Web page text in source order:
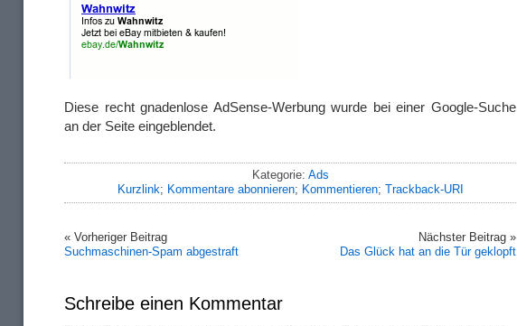
Diese recht gnadenlose AdSense-Werbung wurde bei einer Google-Suche
an der Seite eingeblendet.
Kategorie: Ads
Kurzlink; Kommentare abonnieren; Kommentieren; Trackback-URI
« Vorheriger Beitrag
Suchmaschinen-Spam abgestraft
Nächster Beitrag »
Das Glück hat an die Tür geklopft
Schreibe einen Kommentar